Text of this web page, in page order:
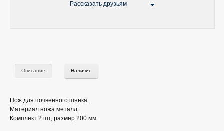
Рассказать друзьям
Описание Наличие
Нож для почвенного шнека.
Материал ножа металл.
Комплект 2 шт, размер 200 мм.